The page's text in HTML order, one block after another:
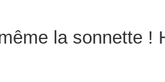
la sonnette !